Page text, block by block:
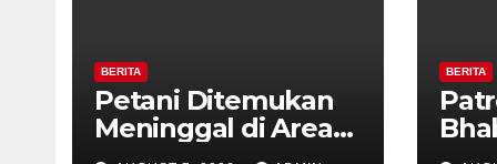
BERITA
Petani Ditemukan
Meninggal di Area
Persawahan
BERITA
dan